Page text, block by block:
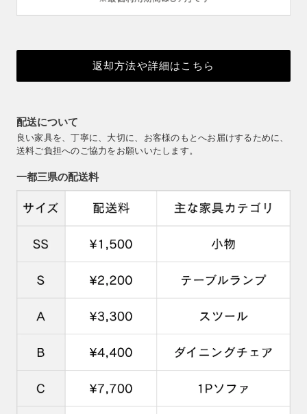
返却方法や詳細はこちら
配送について
良い家具を、丁寧に、大切に、お客様のもとへお届けするために、
送料ご負担へのご協力をお願いいたします。
一都三県の配送料